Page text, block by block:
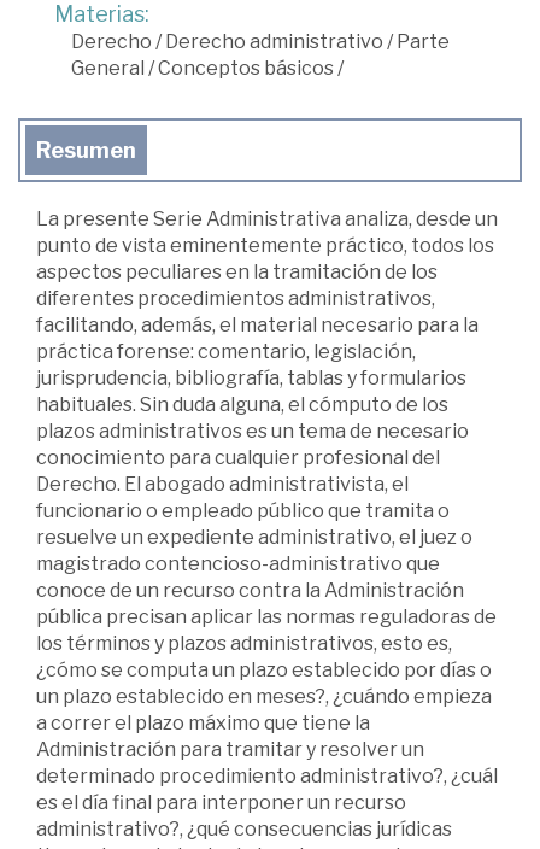
Materias:
Derecho / Derecho administrativo / Parte
General /Conceptos básicos/
Resumen
La presente Serie Administrativa analiza, desde un
punto de vista eminentemente práctico, todos los
aspectos peculiares en la tramitación de los
diferentes procedimientos administrativos,
facilitando, además, el material necesario para la
práctica forense: comentario, legislación,
jurisprudencia, bibliografía, tablas y formularios
habituales. Sin duda alguna, el cómputo de los
plazos administrativos es un tema de necesario
conocimiento para cualquier profesional del
Derecho. El abogado administrativista, el
funcionario o empleado público que tramita o
resuelve un expediente administrativo, el juez o
magistrado contencioso-administrativo que
conoce de un recurso contra la Administración
pública precisan aplicar las normas reguladoras de
los términos y plazos administrativos, esto es,
¿cómo se computa un plazo establecido por días o
un plazo establecido en meses?, ¿cuándo empieza
a correr el plazo máximo que tiene la
Administración para tramitar y resolver un
determinado procedimiento administrativo?, ¿cuál
es el día final para interponer un recurso
administrativo?, ¿qué consecuencias jurídicas